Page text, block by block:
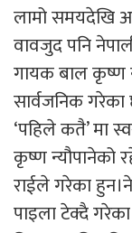
लामो समयदेखि
वावजुद पनि
गायक बाल कृष्ण
सार्वजनिक गरेका
‘पहिले कतै’ मा
कृष्ण न्यौपानेको
राईले गरेका
पाइला टेक्दै